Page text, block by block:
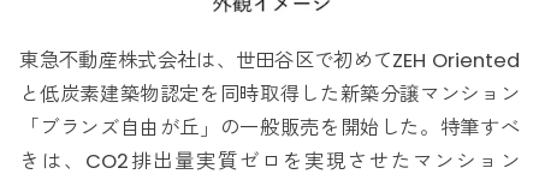
東急不動産株式会社は、世田谷区で初めてZEH Oriented
と低炭素建築物認定を同時取得した新築分譲マンション
「ブランズ自由が丘」の一般販売を開始した。特筆すべ
きは、CO2排出量実質ゼロを実現させたマンション